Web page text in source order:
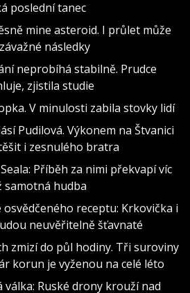
poslední tanec
mine asteroid. I průlet může
následky
neprobíhá stabilně. Prudce
zjistila studie
V minulosti zabila stovky lidí
Pudilová. Výkonem na Štvanici
i zesnulého bratra
Příběh za nimi překvapí víc
samotná hudba
receptu: Krkovička i
neuvěřitelně šťavnaté
zmizí do půl hodiny. Tři suroviny
korun je vyženou na celé léto
Ruské drony krouží nad